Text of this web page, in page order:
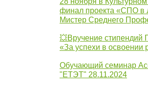
финал проекта «СПО в
Мистер Среднего
💥Вручение стипендий
«За успехи в освоении
Обучающий семинар
"ЕТЭТ" 28.11.2024